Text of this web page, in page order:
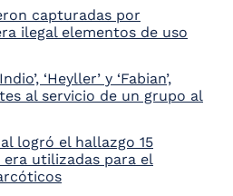
capturadas por
ilegal elementos de uso
‘Heyller’ y ‘Fabian’,
al servicio de un grupo al
logró el hallazgo 15
utilizadas para el